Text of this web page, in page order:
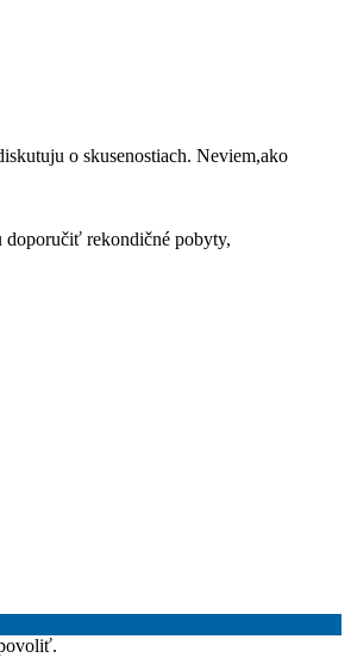
o skusenostiach. Neviem,ako
doporučiť rekondičné pobyty,